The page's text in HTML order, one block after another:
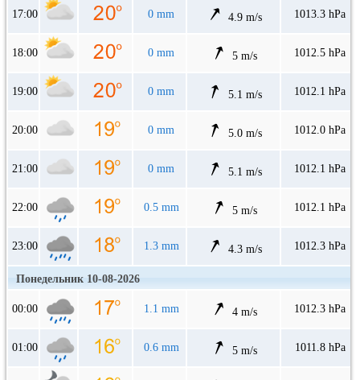
17:00 0 mm 4.9 m/s 1013.3 hPa
18:00 0 mm 5 m/s 1012.5 hPa
19:00 0 mm 5.1 m/s 1012.1 hPa
20:00 0 mm 5.0 m/s 1012.0 hPa
21:00 0 mm 5.1 m/s 1012.1 hPa
22:00 0.5 mm 5 m/s 1012.1 hPa
23:00 1.3 mm 4.3 m/s 1012.3 hPa
Понедельник 10-08-2026
00:00 1.1 mm 4 m/s 1012.3 hPa
01:00 0.6 mm 5 m/s 1011.8 hPa